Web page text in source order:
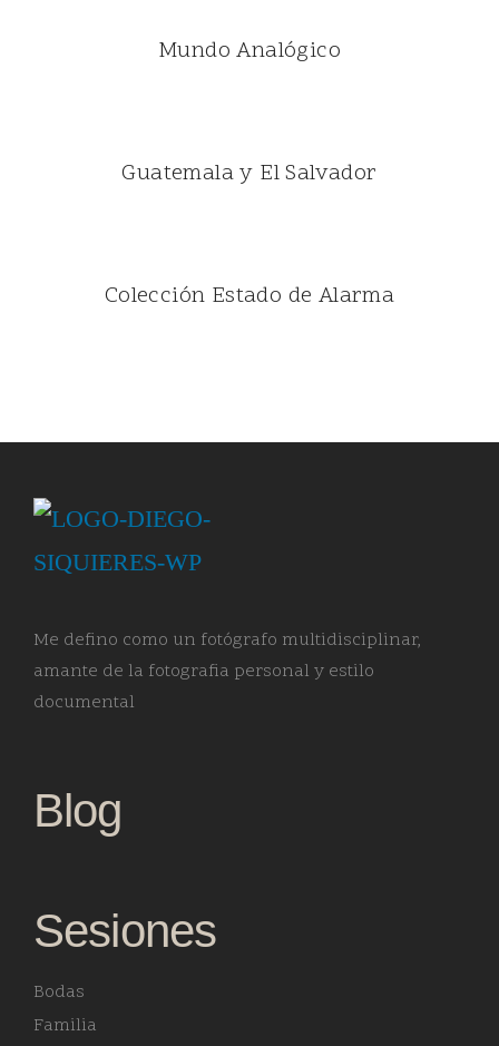
Mundo Analógico
Guatemala y El Salvador
Colección Estado de Alarma
Me defino como un fotógrafo multidisciplinar,
amante de la fotografia personal y estilo
documental
Blog
Sesiones
Bodas
Familia